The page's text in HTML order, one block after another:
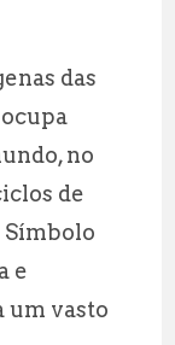
das
ocupa
no
de
Símbolo
e
um vasto